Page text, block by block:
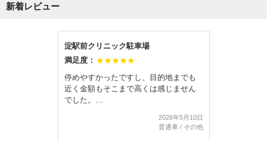
新着レビュー
淀駅前クリニック駐車場
満足度：
停めやすかったですし、目的地までも
近く金額もそこまで高くは感じません
でした。
2026年5月10日
普通車/ その他